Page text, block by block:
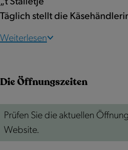
“
Täglich stellt die
Weiterlesen
Die Öffnungszeiten
Prüfen Sie die aktuellen
Website.